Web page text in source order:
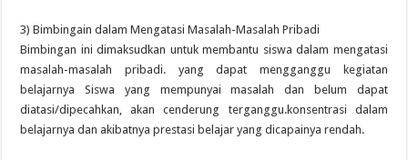
3) Bimbingain dalam Mengatasi Masalah-Masalah Pribadi
Bimbingan ini dimaksudkan untuk membantu siswa dalam mengatasi
masalah-masalah pribadi. yang dapat mengganggu kegiatan
belajarnya Siswa yang mempunyai masalah dan belum dapat
diatasi/dipecahkan, akan cenderung terganggu.konsentrasi dalam
belajarnya dan akibatnya prestasi belajar yang dicapainya rendah.